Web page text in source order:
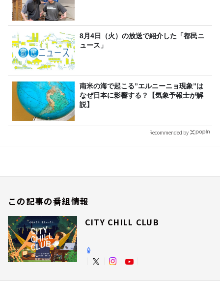
8月4日（火）の放送で紹介した「都民ニ
ュース」
南米の海で起こる”エルニーニョ現象”は
なぜ日本に影響する？【気象予報士が解
説】
Recommended by
この記事の番組情報
CITY CHILL CLUB